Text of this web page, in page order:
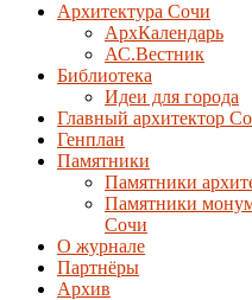
Архитектура Сочи
АрхКалендарь
АС.Вестник
Библиотека
Идеи для города
Главный архитектор
Генплан
Памятники
Памятники
Памятники
Сочи
О журнале
Партнёры
Архив